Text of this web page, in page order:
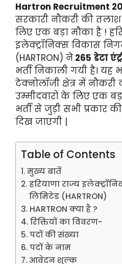
Hartron Recruitment
सरकारी नौकरी की
लिए एक बड़ा मौका है !
इलेक्ट्रॉनिक्स विकास
(HARTRON) ने 265 डेटा
भर्ती निकाली गयी है। यह
टेक्नोलॉजी क्षेत्र में
उम्मीदवारों के लिए एक
भर्ती से जुड़ी सभी प्रकार
दिख जाएगी |
Table of Contents
मुख्य बातें
हरियाणा राज्य
लिमिटेड (HARTRON)
HARTRON क्या है ?
रिक्तियों का विवरण-
पदों की संख्या
पदों के नाम
आवेदन शुल्क